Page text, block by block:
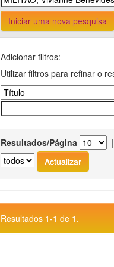
Iniciar uma nova pesquisa
Adicionar filtros:
Utilizar filtros para refinar o
Resultados/Página |
Resultados 1-1 de 1.